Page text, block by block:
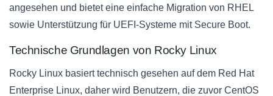
angesehen und bietet eine einfache Migration von RHEL
sowie Unterstützung für UEFI-Systeme mit Secure Boot.
Technische Grundlagen von Rocky Linux
Rocky Linux basiert technisch gesehen auf dem Red Hat
Enterprise Linux, daher wird Benutzern, die zuvor CentOS